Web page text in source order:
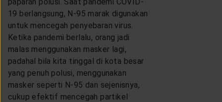
19 berlangsung, N-95 marak digunakan
untuk mencegah penyebaran virus.
Ketika pandemi berlalu, orang jadi
malas menggunakan masker lagi,
padahal bila kita tinggal di kota besar
yang penuh polusi, menggunakan
masker seperti N-95 dan sejenisnya,
cukup efektif mencegah partikel